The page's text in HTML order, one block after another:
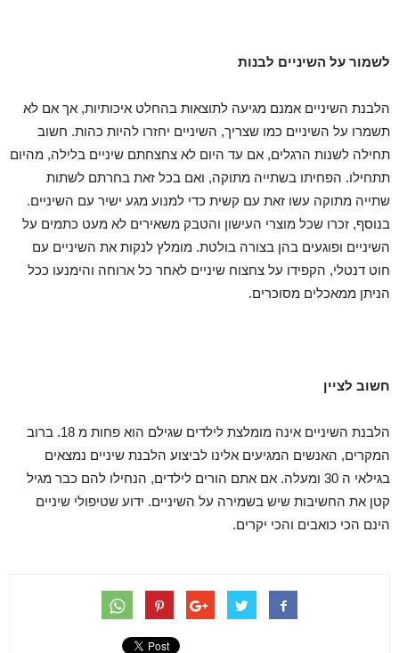
לשמור על השיניים לבנות
הלבנת השיניים אמנם מגיעה לתוצאות בהחלט איכותיות, אך אם לא
תשמרו על השיניים כמו שצריך, השיניים יחזרו להיות כהות. חשוב
תחילה לשנות הרגלים, אם עד היום לא צחצחתם שיניים בלילה, מהיום
תתחילו. הפחיתו בשתייה מתוקה, ואם בכל זאת בחרתם לשתות
שתייה מתוקה עשו זאת עם קשית כדי למנוע מגע ישיר עם השיניים.
בנוסף, זכרו שכל מוצרי העישון והטבק משאירים לא מעט כתמים על
השיניים ופוגעים בהן בצורה בולטת. מומלץ לנקות את השיניים עם
חוט דנטלי, הקפידו על צחצוח שיניים לאחר כל ארוחה והימנעו ככל
הניתן ממאכלים מסוכרים.
חשוב לציין
הלבנת השיניים אינה מומלצת לילדים שגילם הוא פחות מ 18. ברוב
המקרים, האנשים המגיעים אלינו לביצוע הלבנת שיניים נמצאים
בגילאי ה 30 ומעלה. אם אתם הורים לילדים, הנחילו להם כבר מגיל
קטן את החשיבות שיש בשמירה על השיניים. ידוע שטיפולי שיניים
הינם הכי כואבים והכי יקרים.